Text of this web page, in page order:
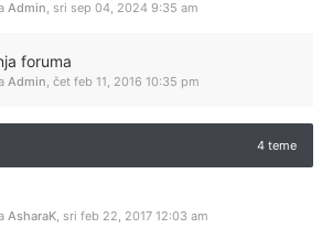
Admin, sri sep 04, 2024 9:35 am
foruma
Admin, čet feb 11, 2016 10:35 pm
4 teme
AsharaK, sri feb 22, 2017 12:03 am